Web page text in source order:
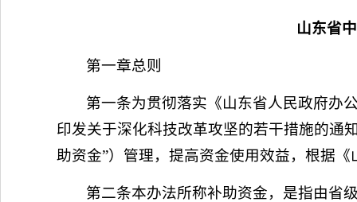
山东省
第一章总则
第一条为贯彻落实《山东省人民政府办
印发关于深化科技改革攻坚的若干措施的通
助资金”）管理，提高资金使用效益，根据
第二条本办法所称补助资金，是指由省